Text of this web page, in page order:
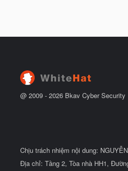
@ 2009 - 2026 Bkav Cyber Security
Chịu trách nhiệm nội dung:
Địa chỉ: Tầng 2, Tòa nhà HH1,